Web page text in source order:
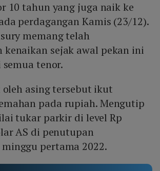
10 tahun yang juga naik ke
perdagangan Kamis (23/12).
memang telah
kenaikan sejak awal pekan ini
tenor.
asing tersebut ikut
pada rupiah. Mengutip
tukar parkir di level Rp
AS di penutupan
pertama 2022.